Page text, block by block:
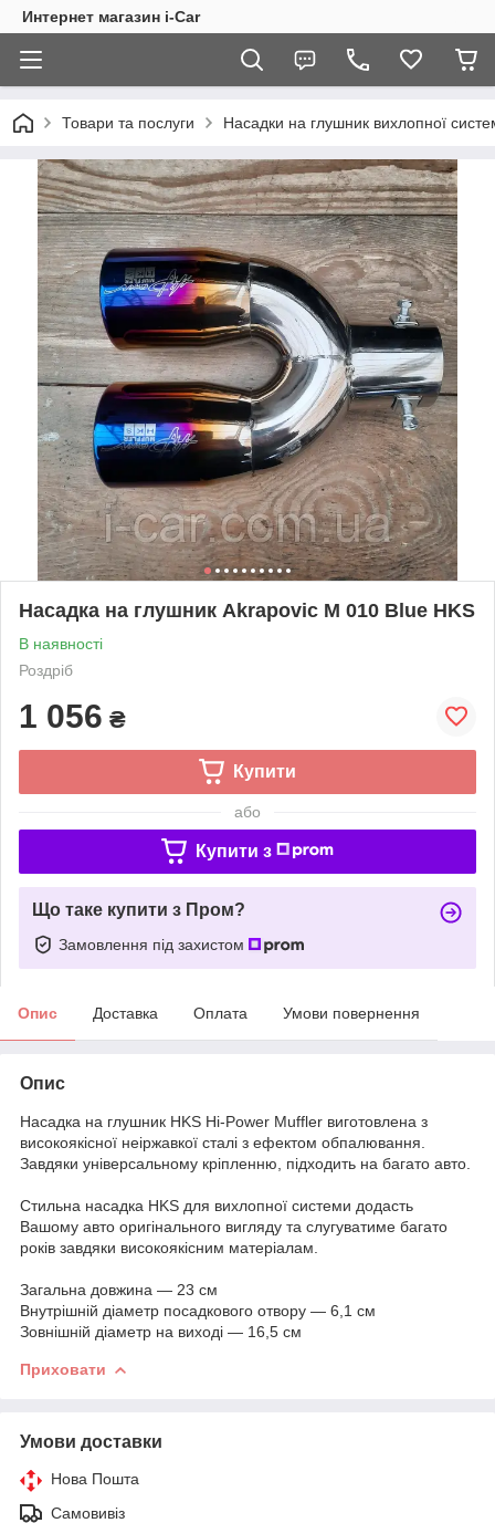
Интернет магазин i-Car
Товари та послуги Насадки на глушник вихлопної
Насадка на глушник Akrapovic М 010 Blue HKS
В наявності
Роздріб
1 056 ₴
Купити
або
Купити з
Що таке купити з Пром?
Замовлення під захистом
Опис Доставка Оплата Умови повернення
Опис
Насадка на глушник HKS Hi-Power Muffler виготовлена з
високоякісної неіржавкої сталі з ефектом обпалювання.
Завдяки універсальному кріпленню, підходить на багато авто.
Стильна насадка HKS для вихлопної системи додасть
Вашому авто оригінального вигляду та слугуватиме багато
років завдяки високоякісним матеріалам.
Загальна довжина — 23 см
Внутрішній діаметр посадкового отвору — 6,1 см
Зовнішній діаметр на виході — 16,5 см
Приховати
Умови доставки
Нова Пошта
Самовивіз